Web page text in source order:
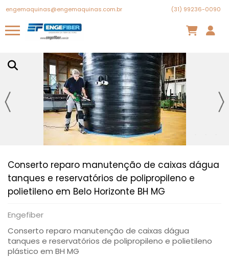
engemaquinas@engemaquinas.com.br (31) 99236-0090
Conserto reparo manutenção de caixas dágua
tanques e reservatórios de polipropileno e
polietileno em Belo Horizonte BH MG
Engefiber
Conserto reparo manutenção de caixas dágua
tanques e reservatórios de polipropileno e polietileno
plástico em BH MG